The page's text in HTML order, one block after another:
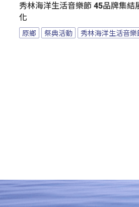
秀林海洋生活音樂節 45品牌集結
化
原鄉 祭典活動 秀林海洋生活音樂